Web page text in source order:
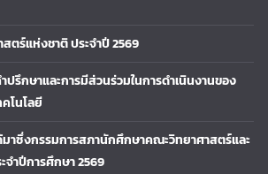
ตร์แห่งชาติ ประจำปี 2569
ปรึกษาและการมีส่วนร่วมในการดำเนินงานของ
โนโลยี
าซึ่งกรรมการสภานักศึกษาคณะวิทยาศาสตร์และ
จำปีการศึกษา 2569